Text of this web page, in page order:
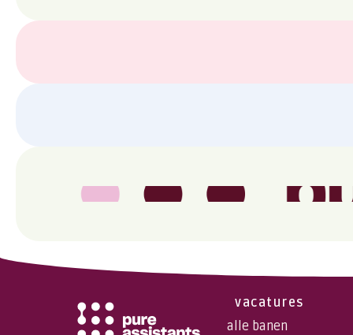
vacatures
alle banen